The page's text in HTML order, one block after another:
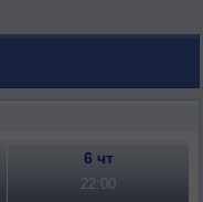
6 чт
22:00